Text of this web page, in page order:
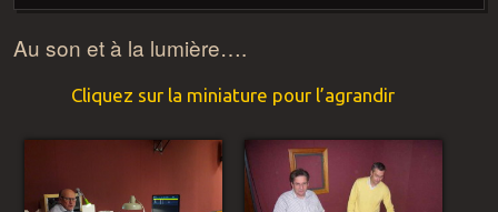
Aller au contenu principal
Au son et à la lumière….
Cliquez sur la miniature pour l’agrandir